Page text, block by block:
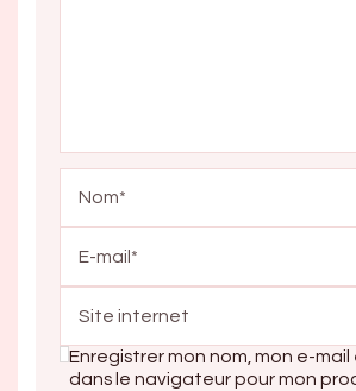
Enregistrer mon nom, mon e-
dans le navigateur pour mon